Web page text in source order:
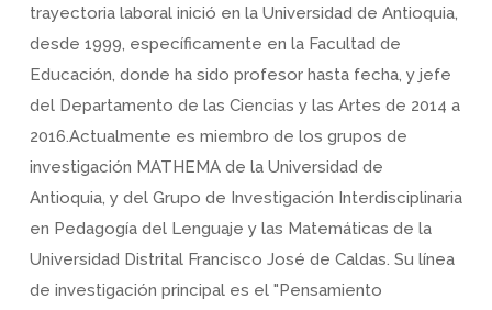
trayectoria laboral inició en la Universidad de Antioquia,
desde 1999, específicamente en la Facultad de
Educación, donde ha sido profesor hasta fecha, y jefe
del Departamento de las Ciencias y las Artes de 2014 a
2016.Actualmente es miembro de los grupos de
investigación MATHEMA de la Universidad de
Antioquia, y del Grupo de Investigación Interdisciplinaria
en Pedagogía del Lenguaje y las Matemáticas de la
Universidad Distrital Francisco José de Caldas. Su línea
de investigación principal es el "Pensamiento